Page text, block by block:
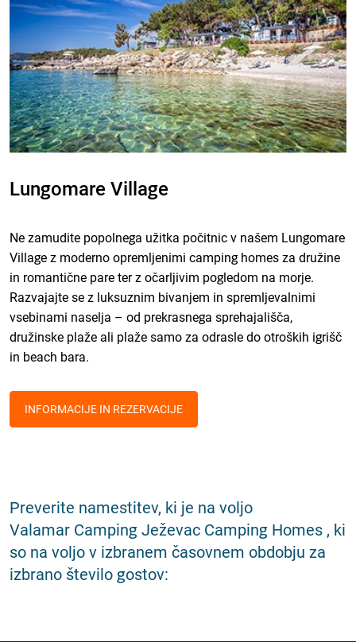
Lungomare Village
Ne zamudite popolnega užitka počitnic v našem Lungomare
Village z moderno opremljenimi camping homes za družine
in romantične pare ter z očarljivim pogledom na morje.
Razvajajte se z luksuznim bivanjem in spremljevalnimi
vsebinami naselja – od prekrasnega sprehajališča,
družinske plaže ali plaže samo za odrasle do otroških igrišč
in beach bara.
INFORMACIJE IN REZERVACIJE
Preverite namestitev, ki je na voljo
Valamar Camping Ježevac Camping Homes , ki
so na voljo v izbranem časovnem obdobju za
izbrano število gostov: